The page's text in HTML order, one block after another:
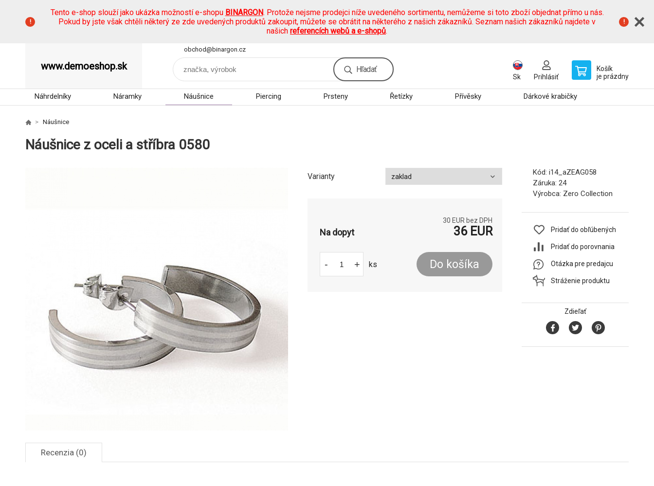
Tento e-shop slouží jako ukázka možností e-shopu BINARGON. Protože nejsme prodejci níže uvedeného sortimentu, nemůžeme si toto zboží objednat přímo u nás.
Pokud by jste však chtěli některý ze zde uvedených produktů zakoupit, můžete se obrátit na některého z našich zákazníků. Seznam našich zákazníků najdete v
našich referencích webů a e-shopů.
www.demoeshop.sk
obchod@binargon.cz
Hľadať
Sk Prihlásiť
Košík
je prázdny
Náhrdelníky Náramky Náušnice Piercing Prsteny Řetízky Přívěsky Dárkové krabičky
Náušnice
Náušnice z oceli a stříbra 0580
Varianty
30 EUR bez DPH
Na dopyt 36EUR
- + ks Do košíka
Kód: i14_aZEAG058
Záruka: 24
Výrobca: Zero Collection
Pridať do obľúbených
Pridať do porovnania
Otázka pre predajcu
Stráženie produktu
Zdieľať
Recenzia (0)